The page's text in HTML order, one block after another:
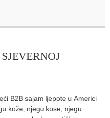
B2B sajam ljepote u Americi
kože, njegu kose, njegu